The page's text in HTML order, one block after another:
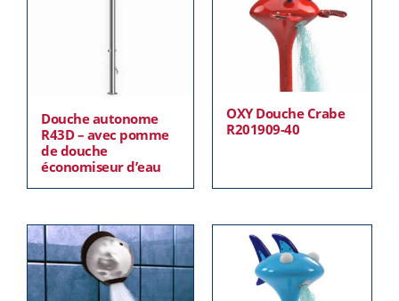
Douche autonome
R43D – avec pomme
de douche
économiseur d’eau
OXY Douche Crabe
R201909-40